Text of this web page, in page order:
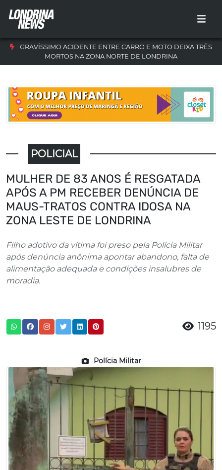
GRAVÍSSIMO ACIDENTE ENTRE CARRO E MOTO DEIXA TRÊS
MORTOS NA ZONA NORTE DE LONDRINA
POLICIAL
MULHER DE 83 ANOS É RESGATADA
APÓS A PM RECEBER DENÚNCIA DE
MAUS-TRATOS CONTRA IDOSA NA
ZONA LESTE DE LONDRINA
Filho adotivo da vítima foi preso pela Polícia Militar
após denúncia anônima apontar abandono, falta de
alimentação adequada e condições insalubres de
moradia.
1195
Polícia Militar